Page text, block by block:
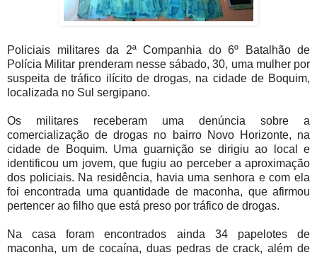
Policiais militares da 2ª Companhia do 6º Batalhão de
Polícia Militar prenderam nesse sábado, 30, uma mulher por
suspeita de tráfico ilícito de drogas, na cidade de Boquim,
localizada no Sul sergipano.
Os militares receberam uma denúncia sobre a
comercialização de drogas no bairro Novo Horizonte, na
cidade de Boquim. Uma guarnição se dirigiu ao local e
identificou um jovem, que fugiu ao perceber a aproximação
dos policiais. Na residência, havia uma senhora e com ela
foi encontrada uma quantidade de maconha, que afirmou
pertencer ao filho que está preso por tráfico de drogas.
Na casa foram encontrados ainda 34 papelotes de
maconha, um de cocaína, duas pedras de crack, além de